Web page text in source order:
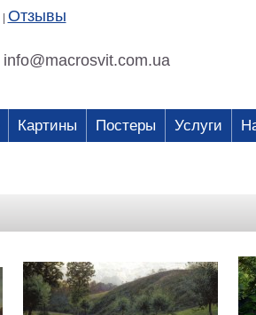
Отзывы
info@macrosvit.com.ua
Картины Постеры Услуги